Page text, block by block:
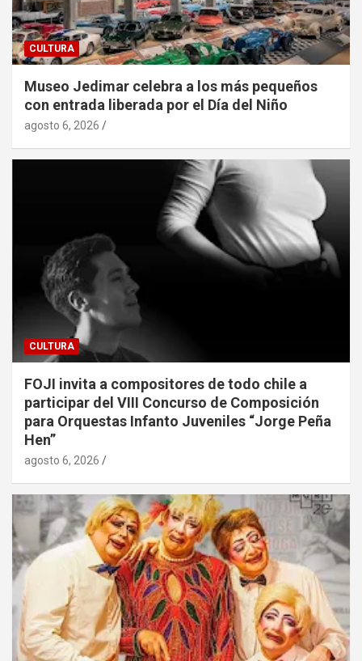
CULTURA
Museo Jedimar celebra a los más pequeños
con entrada liberada por el Día del Niño
agosto 6, 2026
CULTURA
FOJI invita a compositores de todo chile a
participar del VIII Concurso de Composición
para Orquestas Infanto Juveniles “Jorge Peña
Hen”
agosto 6, 2026